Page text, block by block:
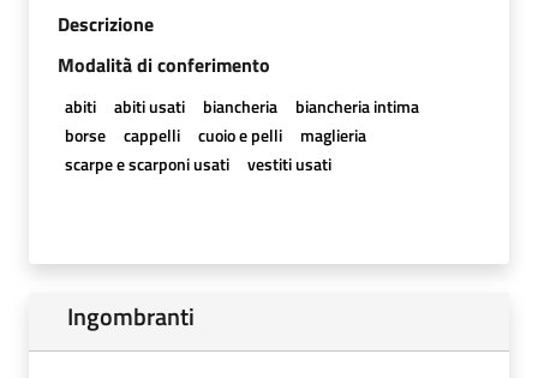
Descrizione
Modalità di conferimento
abiti abiti usati biancheria
biancheria intima
borse
cappelli cuoio e pelli
maglieria
scarpe e scarponi usati
vestiti usati
Ingombranti